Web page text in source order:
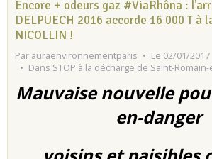
Encore + odeurs gaz #ViaRhôna :
DELPUECH 2016 accorde 16 000 T à
NICOLLIN !
Par auraenvironnementparis
Le 02/01/2017
Dans STOP à la décharge de Saint-
Mauvaise nouvelle
en-danger